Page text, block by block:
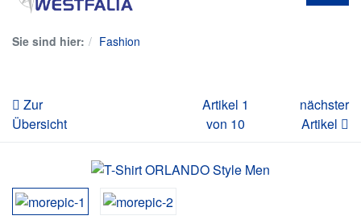
Sie sind hier: Fashion
Zur
Übersicht
Artikel 1
von 10
nächster
Artikel